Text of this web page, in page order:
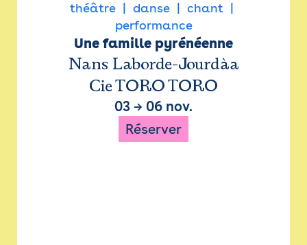
théâtre danse
chant
performance
Une famille pyrénéenne
Nans Laborde-Jourdàa
Cie TORO TORO
03 → 06 nov.
Réserver